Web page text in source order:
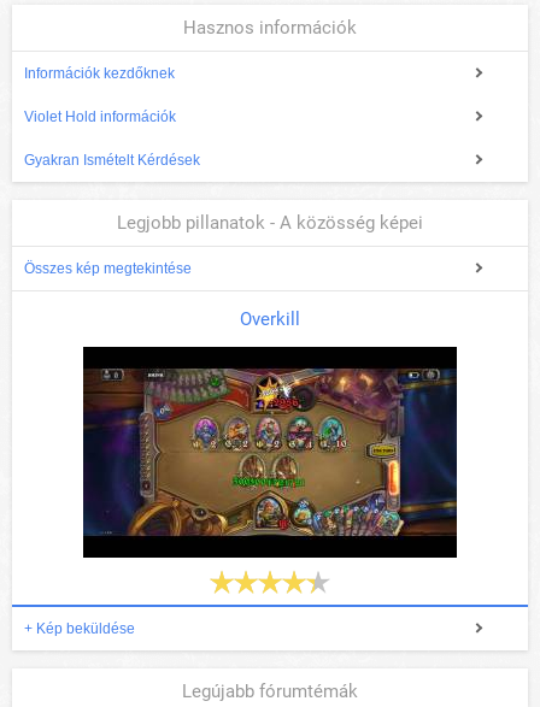
Hasznos információk
Információk kezdőknek
Violet Hold információk
Gyakran Ismételt Kérdések
Legjobb pillanatok - A közösség képei
Összes kép megtekintése
Overkill
+ Kép beküldése
Legújabb fórumtémák